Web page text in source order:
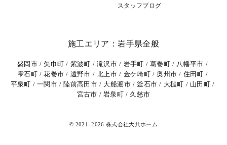
スタッフブログ
施工エリア：岩手県全般
盛岡市 矢巾町 紫波町 滝沢市 岩手町 葛巻町
八幡平市
雫石町
花巻市 遠野市 北上市 金ケ崎町 奥州市
住田町
平泉町
一関市 陸前高田市 大船渡市 釜石市 大槌町
山田町
宮古市
岩泉町 久慈市
© 2021–2026 株式会社大共ホーム